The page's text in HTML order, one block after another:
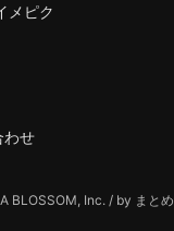
メピク
わせ
BLOSSOM, Inc. / by まとめ